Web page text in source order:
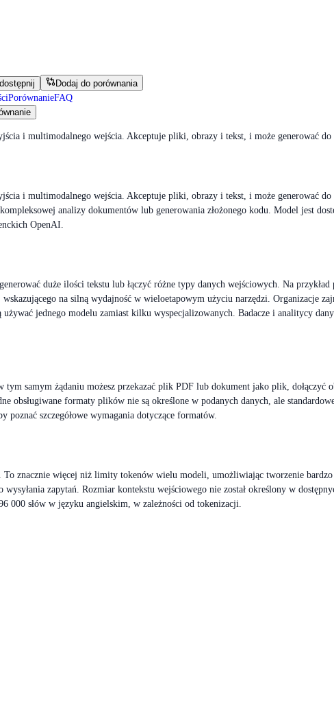
Dodaj do porównania
PorównanieFAQ
i multimodalnego wejścia. Akceptuje pliki, obrazy i tekst, i może generować
i multimodalnego wejścia. Akceptuje pliki, obrazy i tekst, i może generować
analizy dokumentów lub generowania złożonego kodu. Model jest
OpenAI.
duże ilości tekstu lub łączyć różne typy danych wejściowych. Na
na silną wydajność w wieloetapowym użyciu narzędzi. Organizacje
jednego modelu zamiast kilku wyspecjalizowanych. Badacze i analitycy
samym żądaniu możesz przekazać plik PDF lub dokument jako plik, dołączyć
obsługiwane formaty plików nie są określone w podanych danych, ale
szczegółowe wymagania dotyczące formatów.
znacznie więcej niż limity tokenów wielu modeli, umożliwiając tworzenie bardzo
zapytań. Rozmiar kontekstu wejściowego nie został określony w
000 słów w języku angielskim, w zależności od tokenizacji.